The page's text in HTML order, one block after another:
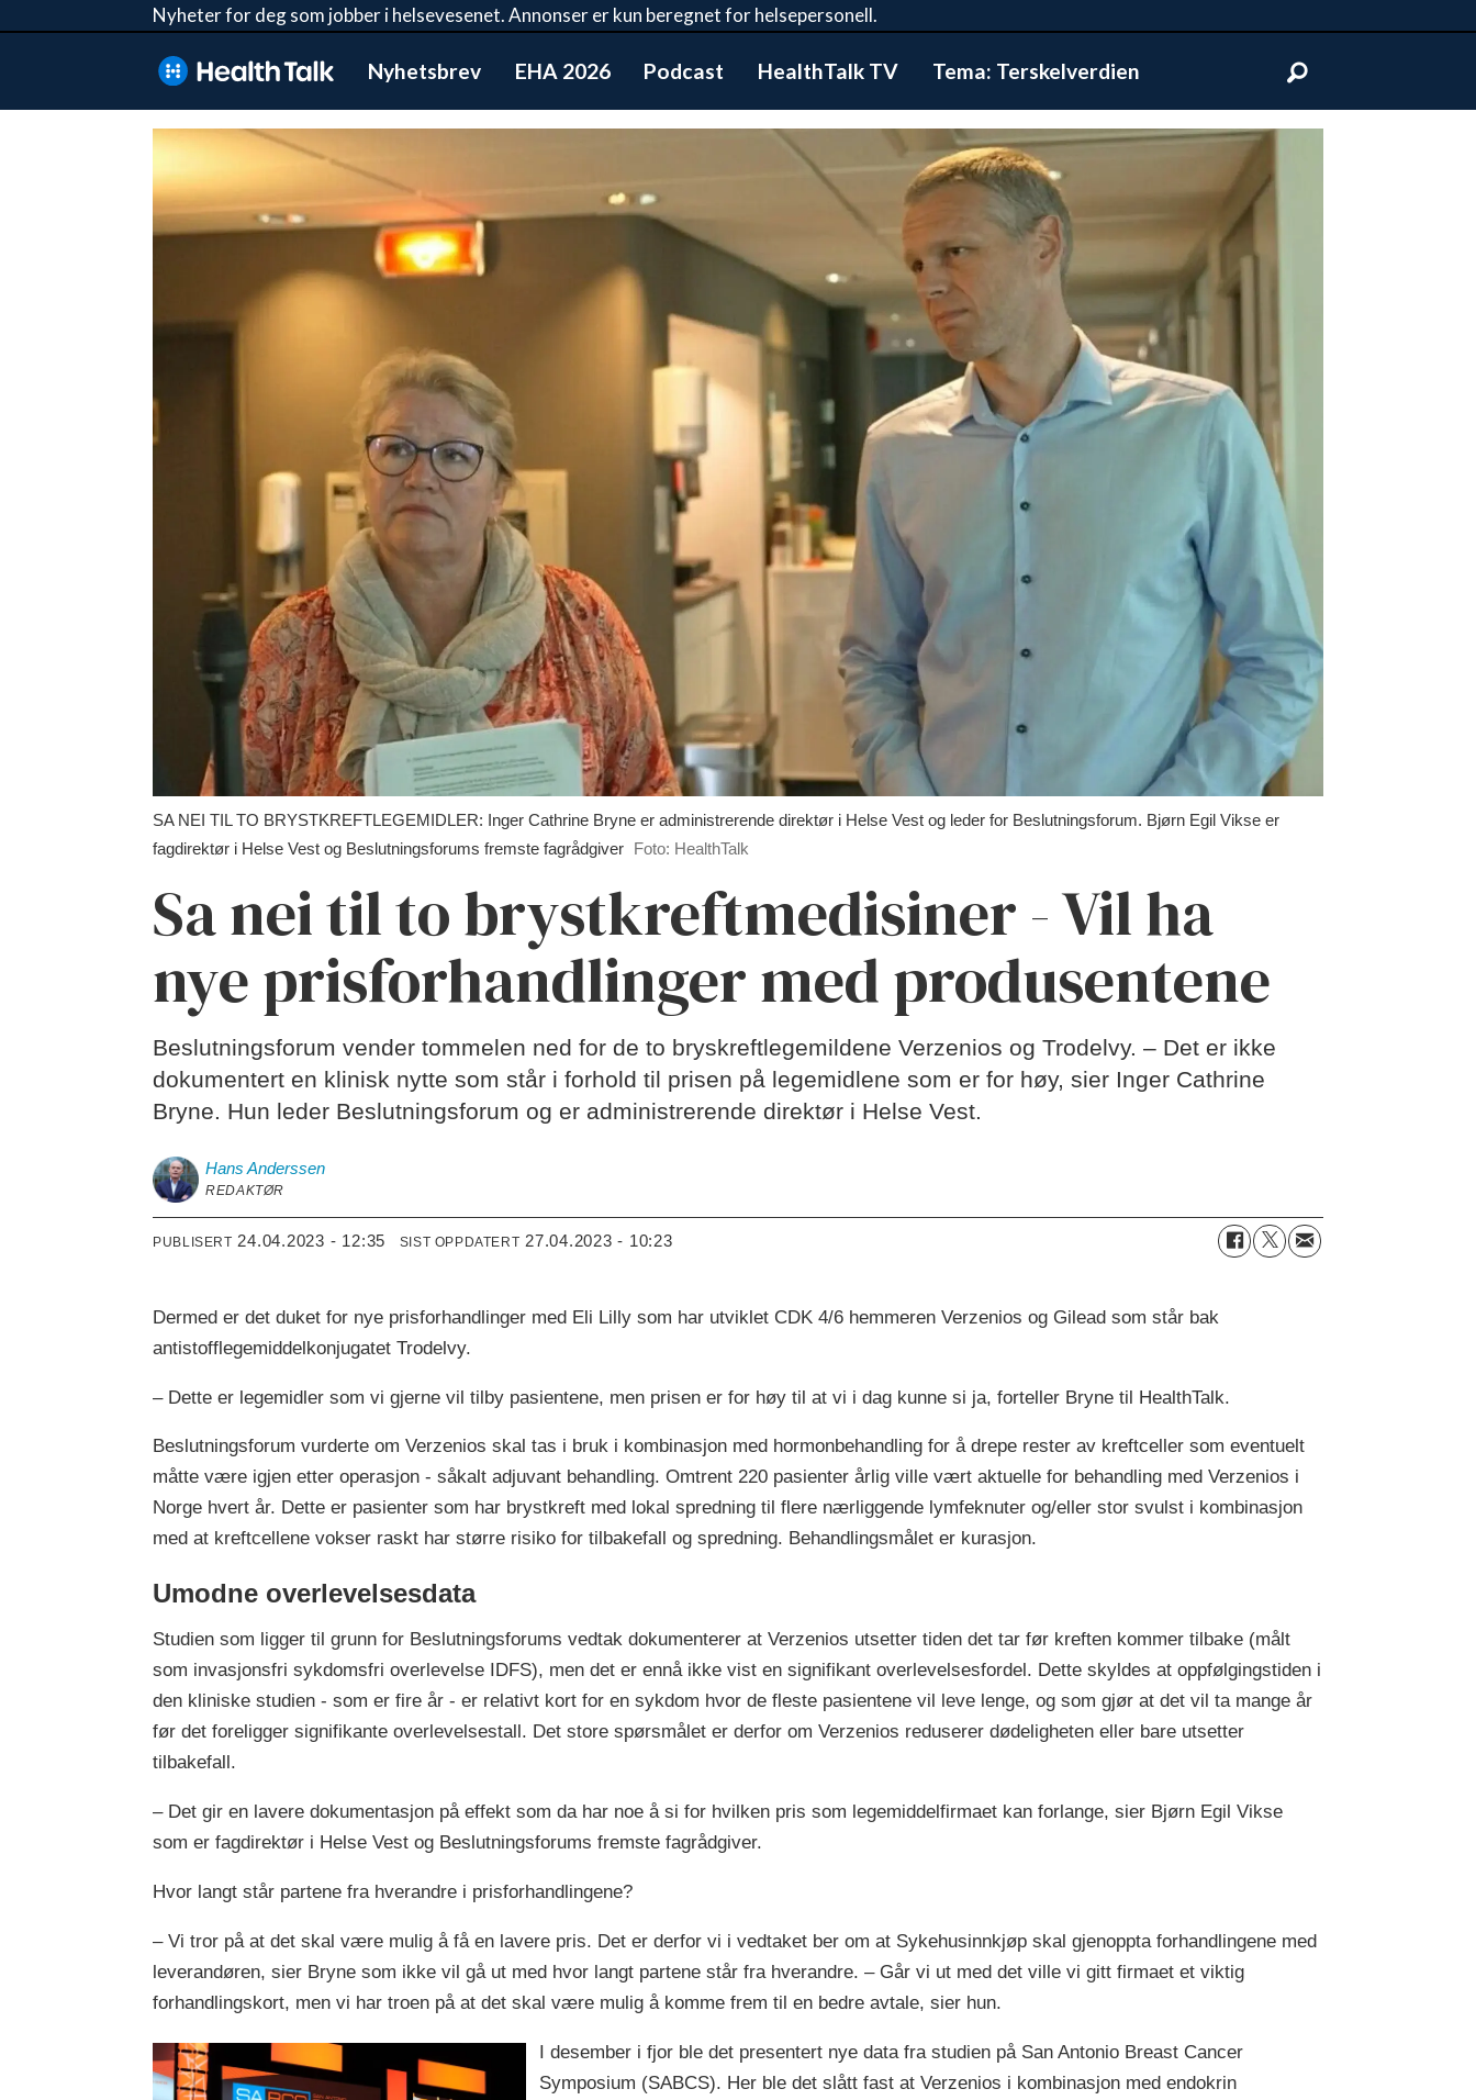
Nyheter for deg som jobber i helsevesenet. Annonser er kun beregnet for helsepersonell.
Nyhetsbrev EHA 2026 Podcast HealthTalk TV Tema: Terskelverdien
SA NEI TIL TO BRYSTKREFTLEGEMIDLER: Inger Cathrine Bryne er administrerende direktør i Helse Vest og leder for Beslutningsforum. Bjørn Egil Vikse er
fagdirektør i Helse Vest og Beslutningsforums fremste fagrådgiver Foto: HealthTalk
Sa nei til to brystkreftmedisiner - Vil ha
nye prisforhandlinger med produsentene
Beslutningsforum vender tommelen ned for de to bryskreftlegemildene Verzenios og Trodelvy. – Det er ikke
dokumentert en klinisk nytte som står i forhold til prisen på legemidlene som er for høy, sier Inger Cathrine
Bryne. Hun leder Beslutningsforum og er administrerende direktør i Helse Vest.
Hans Anderssen
REDAKTØR
PUBLISERT 24.04.2023 - 12:35 SIST OPPDATERT 27.04.2023 - 10:23
Dermed er det duket for nye prisforhandlinger med Eli Lilly som har utviklet CDK 4/6 hemmeren Verzenios og Gilead som står bak
antistofflegemiddelkonjugatet Trodelvy.
– Dette er legemidler som vi gjerne vil tilby pasientene, men prisen er for høy til at vi i dag kunne si ja, forteller Bryne til HealthTalk.
Beslutningsforum vurderte om Verzenios skal tas i bruk i kombinasjon med hormonbehandling for å drepe rester av kreftceller som eventuelt
måtte være igjen etter operasjon - såkalt adjuvant behandling. Omtrent 220 pasienter årlig ville vært aktuelle for behandling med Verzenios i
Norge hvert år. Dette er pasienter som har brystkreft med lokal spredning til flere nærliggende lymfeknuter og/eller stor svulst i kombinasjon
med at kreftcellene vokser raskt har større risiko for tilbakefall og spredning. Behandlingsmålet er kurasjon.
Umodne overlevelsesdata
Studien som ligger til grunn for Beslutningsforums vedtak dokumenterer at Verzenios utsetter tiden det tar før kreften kommer tilbake (målt
som invasjonsfri sykdomsfri overlevelse IDFS), men det er ennå ikke vist en signifikant overlevelsesfordel. Dette skyldes at oppfølgingstiden i
den kliniske studien - som er fire år - er relativt kort for en sykdom hvor de fleste pasientene vil leve lenge, og som gjør at det vil ta mange år
før det foreligger signifikante overlevelsestall. Det store spørsmålet er derfor om Verzenios reduserer dødeligheten eller bare utsetter
tilbakefall.
– Det gir en lavere dokumentasjon på effekt som da har noe å si for hvilken pris som legemiddelfirmaet kan forlange, sier Bjørn Egil Vikse
som er fagdirektør i Helse Vest og Beslutningsforums fremste fagrådgiver.
Hvor langt står partene fra hverandre i prisforhandlingene?
– Vi tror på at det skal være mulig å få en lavere pris. Det er derfor vi i vedtaket ber om at Sykehusinnkjøp skal gjenoppta forhandlingene med
leverandøren, sier Bryne som ikke vil gå ut med hvor langt partene står fra hverandre. – Går vi ut med det ville vi gitt firmaet et viktig
forhandlingskort, men vi har troen på at det skal være mulig å komme frem til en bedre avtale, sier hun.
I desember i fjor ble det presentert nye data fra studien på San Antonio Breast Cancer
Symposium (SABCS). Her ble det slått fast at Verzenios i kombinasjon med endokrin